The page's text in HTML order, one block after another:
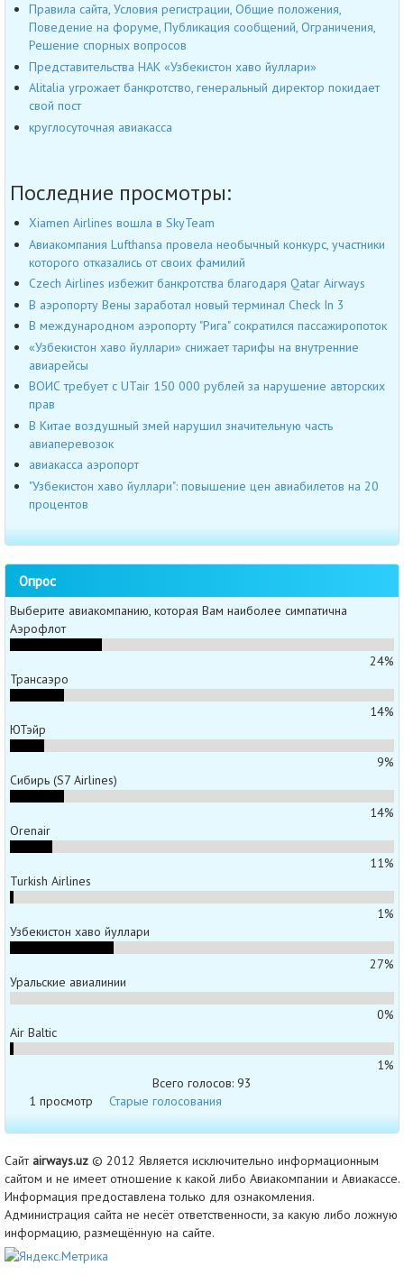
Правила сайта, Условия регистрации, Общие положения,
Поведение на форуме, Публикация сообщений, Ограничения,
Решение спорных вопросов
Представительства НАК «Узбекистон хаво йуллари»
Alitalia угрожает банкротство, генеральный директор покидает
свой пост
круглосуточная авиакасса
Последние просмотры:
Xiamen Airlines вошла в SkyTeam
Авиакомпания Lufthansa провела необычный конкурс, участники
которого отказались от своих фамилий
Czech Airlines избежит банкротства благодаря Qatar Airways
В аэропорту Вены заработал новый терминал Check In 3
В международном аэропорту "Рига" сократился пассажиропоток
«Узбекистон хаво йуллари» снижает тарифы на внутренние
авиарейсы
ВОИС требует c UTair 150 000 рублей за нарушение авторских
прав
В Китае воздушный змей нарушил значительную часть
авиаперевозок
авиакасса аэропорт
"Узбекистон хаво йуллари": повышение цен авиабилетов на 20
процентов
Опрос
Выберите авиакомпанию, которая Вам наиболее симпатична
Аэрофлот
24%
Трансаэро
14%
ЮТэйр
9%
Сибирь (S7 Airlines)
14%
Orenair
11%
Turkish Airlines
1%
Узбекистон хаво йуллари
27%
Уральские авиалинии
0%
Air Baltic
1%
Всего голосов: 93
1 просмотр
Старые голосования
Сайтairways.uz © 2012 Является исключительно информационным
сайтом и не имеет отношение к какой либо Авиакомпании и Авиакассе.
Информация предоставлена только для ознакомления.
Администрация сайта не несёт ответственности, за какую либо ложную
информацию, размещённую на сайте.